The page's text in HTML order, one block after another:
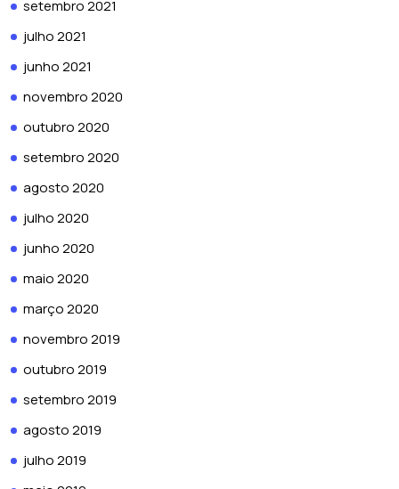
setembro 2021
julho 2021
junho 2021
novembro 2020
outubro 2020
setembro 2020
agosto 2020
julho 2020
junho 2020
maio 2020
março 2020
novembro 2019
outubro 2019
setembro 2019
agosto 2019
julho 2019